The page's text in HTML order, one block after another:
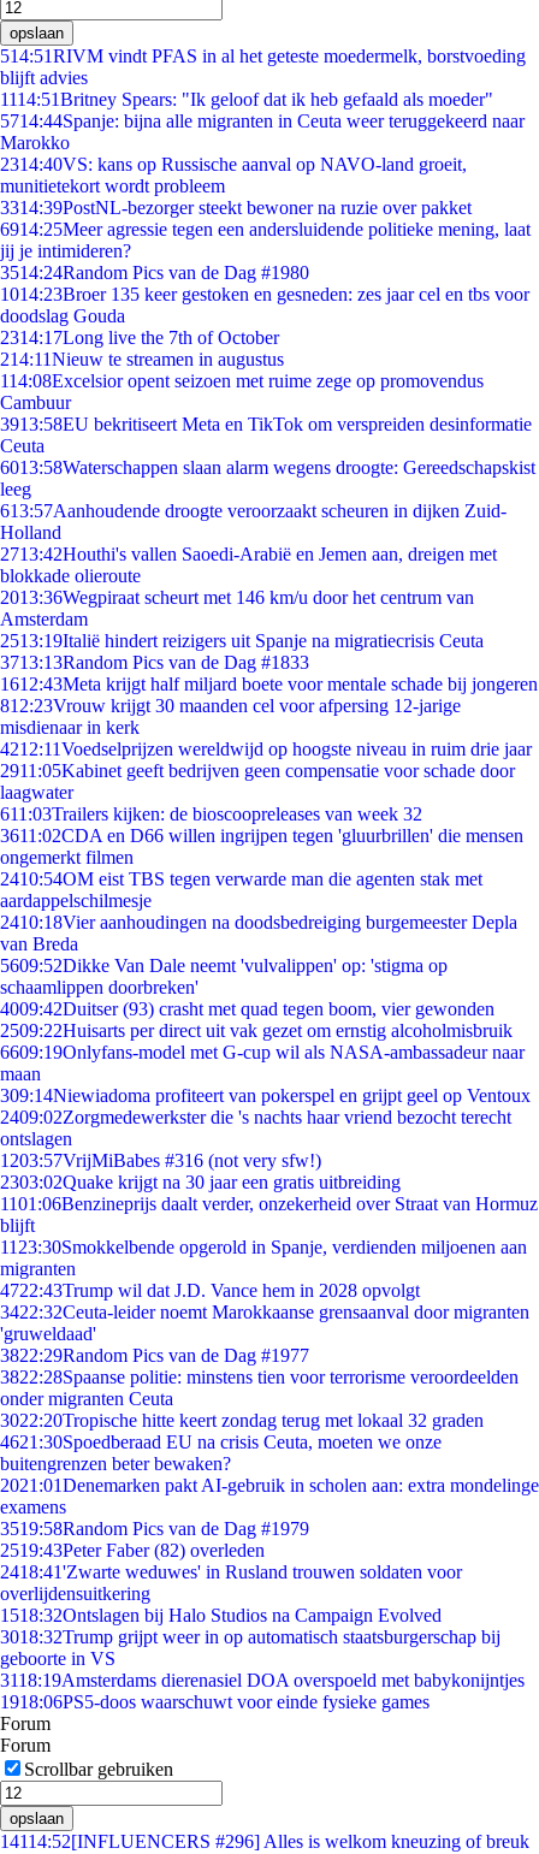
opslaan
514:51RIVM vindt PFAS in al het geteste moedermelk, borstvoeding
blijft advies
1114:51Britney Spears: "Ik geloof dat ik heb gefaald als moeder"
5714:44Spanje: bijna alle migranten in Ceuta weer teruggekeerd naar
Marokko
2314:40VS: kans op Russische aanval op NAVO-land groeit,
munitietekort wordt probleem
3314:39PostNL-bezorger steekt bewoner na ruzie over pakket
6914:25Meer agressie tegen een andersluidende politieke mening, laat
jij je intimideren?
3514:24Random Pics van de Dag #1980
1014:23Broer 135 keer gestoken en gesneden: zes jaar cel en tbs voor
doodslag Gouda
2314:17Long live the 7th of October
214:11Nieuw te streamen in augustus
114:08Excelsior opent seizoen met ruime zege op promovendus
Cambuur
3913:58EU bekritiseert Meta en TikTok om verspreiden desinformatie
Ceuta
6013:58Waterschappen slaan alarm wegens droogte: Gereedschapskist
leeg
613:57Aanhoudende droogte veroorzaakt scheuren in dijken Zuid-
Holland
2713:42Houthi's vallen Saoedi-Arabië en Jemen aan, dreigen met
blokkade olieroute
2013:36Wegpiraat scheurt met 146 km/u door het centrum van
Amsterdam
2513:19Italië hindert reizigers uit Spanje na migratiecrisis Ceuta
3713:13Random Pics van de Dag #1833
1612:43Meta krijgt half miljard boete voor mentale schade bij jongeren
812:23Vrouw krijgt 30 maanden cel voor afpersing 12-jarige
misdienaar in kerk
4212:11Voedselprijzen wereldwijd op hoogste niveau in ruim drie jaar
2911:05Kabinet geeft bedrijven geen compensatie voor schade door
laagwater
611:03Trailers kijken: de bioscoopreleases van week 32
3611:02CDA en D66 willen ingrijpen tegen 'gluurbrillen' die mensen
ongemerkt filmen
2410:54OM eist TBS tegen verwarde man die agenten stak met
aardappelschilmesje
2410:18Vier aanhoudingen na doodsbedreiging burgemeester Depla
van Breda
5609:52Dikke Van Dale neemt 'vulvalippen' op: 'stigma op
schaamlippen doorbreken'
4009:42Duitser (93) crasht met quad tegen boom, vier gewonden
2509:22Huisarts per direct uit vak gezet om ernstig alcoholmisbruik
6609:19Onlyfans-model met G-cup wil als NASA-ambassadeur naar
maan
309:14Niewiadoma profiteert van pokerspel en grijpt geel op Ventoux
2409:02Zorgmedewerkster die 's nachts haar vriend bezocht terecht
ontslagen
1203:57VrijMiBabes #316 (not very sfw!)
2303:02Quake krijgt na 30 jaar een gratis uitbreiding
1101:06Benzineprijs daalt verder, onzekerheid over Straat van Hormuz
blijft
11 23:30Smokkelbende opgerold in Spanje, verdienden miljoenen aan
migranten
4722:43Trump wil dat J.D. Vance hem in 2028 opvolgt
3422:32Ceuta-leider noemt Marokkaanse grensaanval door migranten
'gruweldaad'
3822:29Random Pics van de Dag #1977
3822:28Spaanse politie: minstens tien voor terrorisme veroordeelden
onder migranten Ceuta
3022:20Tropische hitte keert zondag terug met lokaal 32 graden
4621:30Spoedberaad EU na crisis Ceuta, moeten we onze
buitengrenzen beter bewaken?
2021:01Denemarken pakt AI-gebruik in scholen aan: extra mondelinge
examens
3519:58Random Pics van de Dag #1979
2519:43Peter Faber (82) overleden
2418:41'Zwarte weduwes' in Rusland trouwen soldaten voor
overlijdensuitkering
1518:32Ontslagen bij Halo Studios na Campaign Evolved
3018:32Trump grijpt weer in op automatisch staatsburgerschap bij
geboorte in VS
3118:19Amsterdams dierenasiel DOA overspoeld met babykonijntjes
1918:06PS5-doos waarschuwt voor einde fysieke games
Forum
Forum
Scrollbar gebruiken
opslaan
14114:52[INFLUENCERS #296] Alles is welkom kneuzing of breuk